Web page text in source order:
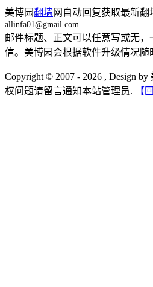
美博园翻墙网自动回复获取最新翻
allinfa01@gmail.com
邮件标题、正文可以任意写或无，
信。美博园会根据软件升级情况随
Copyright © 2007 - 2026 , Design
权问题请留言通知本站管理员.
【